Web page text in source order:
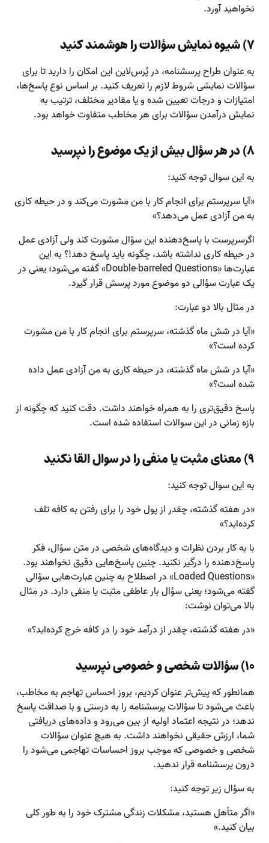
نخواهید آورد.
۷) شیوه نمایش سؤالات را هوشمند کنید
به عنوان طراح پرسشنامه، در پُرس‌لاین این امکان را دارید تا برای
سؤالات نمایشی شروط لازم را تعریف کنید. بر اساس نوع پاسخ‌ها،
امتیازات و درجات تعیین شده و یا مقادیر مختلف، ترتیب به
نمایش درآمدن سؤالات برای هر مخاطب متفاوت خواهد بود.
۸) در هر سؤال بیش از یک موضوع را نپرسید
به این سوال توجه کنید:
«آیا سرپرستم برای انجام کار با من مشورت می‌کند و در حیطه کاری
به من آزادی عمل می‌دهد؟»
اگرسرپرست با پاسخ‌دهنده این سؤال مشورت کند ولی آزادی عمل
در حیطه کاری نداشته باشد، چگونه باید پاسخ دهد!؟ به این
عبارت‌ها «Double-barreled Questions» گفته می‌شود؛ یعنی در
یک عبارت سؤالی دو موضوع مورد پرسش قرار ‌گیرد.
در مثال بالا دو عبارت:
«آیا در شش ماه گذشته، سرپرستم برای انجام کار با من مشورت
کرده است؟»
«آیا در شش ماه گذشته، در حیطه کاری به من آزادی عمل داده
شده است؟»
پاسخ دقیق‌تری را به همراه خواهند داشت. دقت کنید که چگونه از
بازه زمانی در این سوالات استفاده شده است.
۹) معنای مثبت یا منفی را در سوال القا نکنید
به این سوال توجه کنید:
«در هفته گذشته، چقدر از پول خود را برای رفتن به کافه تلف
کرده‌اید؟»
با به کار بردن نظرات و دیدگاه‌های شخصی در متن سؤال، فکر
پاسخ‌دهنده را درگیر نکنید. چنین پاسخ‌هایی دقیق نخواهند بود.
«Loaded Questions» در اصطلاح به چنین عبارت‌هایی سؤالی
گفته می‌شود؛ یعنی سؤال بار عاطفی مثبت یا منفی دارد. در مثال
بالا می‌توان نوشت:
«در هفته گذشته، چقدر از درآمد خود را در کافه خرج کرده‌اید؟»
۱۰) سؤالات شخصی و خصوصی نپرسید
همانطور که پیش‌تر عنوان کردیم، بروز احساس تهاجم به مخاطب،
باعث می‌شود تا سؤالات پرسشنامه را به درستی و با صداقت پاسخ
ندهد؛ در نتیجه اعتماد اولیه از بین می‌رود و داده‌های دریافتی
شما، ارزش حقیقی نخواهند داشت. به هیچ عنوان سؤالات
شخصی و خصوصی که موجب بروز احساسات تهاجمی می‌شود را
درون پرسشنامه قرار ندهید.
به سؤال زیر توجه کنید:
«اگر متأهل هستید، مشکلات زندگی مشترک خود را به طور کلی
بیان کنید.»